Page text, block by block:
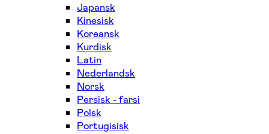
Japansk
Kinesisk
Koreansk
Kurdisk
Latin
Nederlandsk
Norsk
Persisk - farsi
Polsk
Portugisisk